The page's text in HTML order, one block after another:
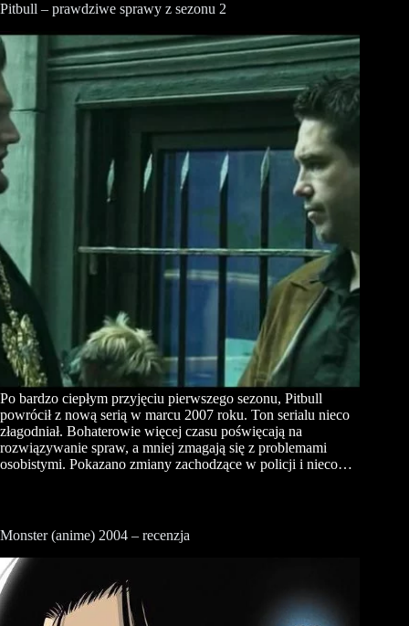
Pitbull – prawdziwe sprawy z sezonu 2
Po bardzo ciepłym przyjęciu pierwszego sezonu, Pitbull
powrócił z nową serią w marcu 2007 roku. Ton serialu nieco
złagodniał. Bohaterowie więcej czasu poświęcają na
rozwiązywanie spraw, a mniej zmagają się z problemami
osobistymi. Pokazano zmiany zachodzące w policji i nieco…
Monster (anime) 2004 – recenzja